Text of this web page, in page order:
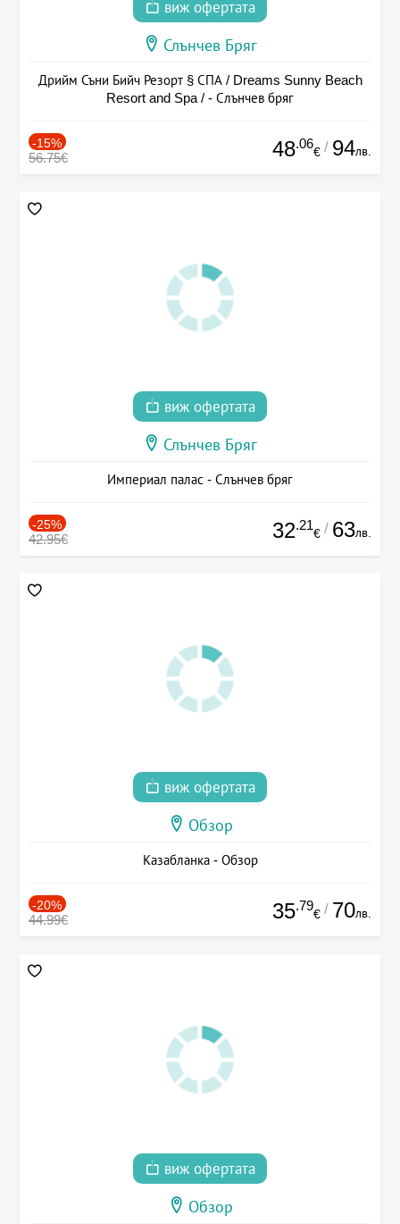
виж офертата
Слънчев Бряг
Дрийм Съни Бийч Резорт § СПА / Dreams Sunny Beach
Resort and Spa / - Слънчев бряг
-15%
56.75€ 48.06
€ / 94лв.
виж офертата
Слънчев Бряг
Империал палас - Слънчев бряг
-25%
42.95€ 32.21
€ / 63лв.
виж офертата
Обзор
Казабланка - Обзор
-20%
44.99€ 35.79
€ / 70лв.
виж офертата
Обзор